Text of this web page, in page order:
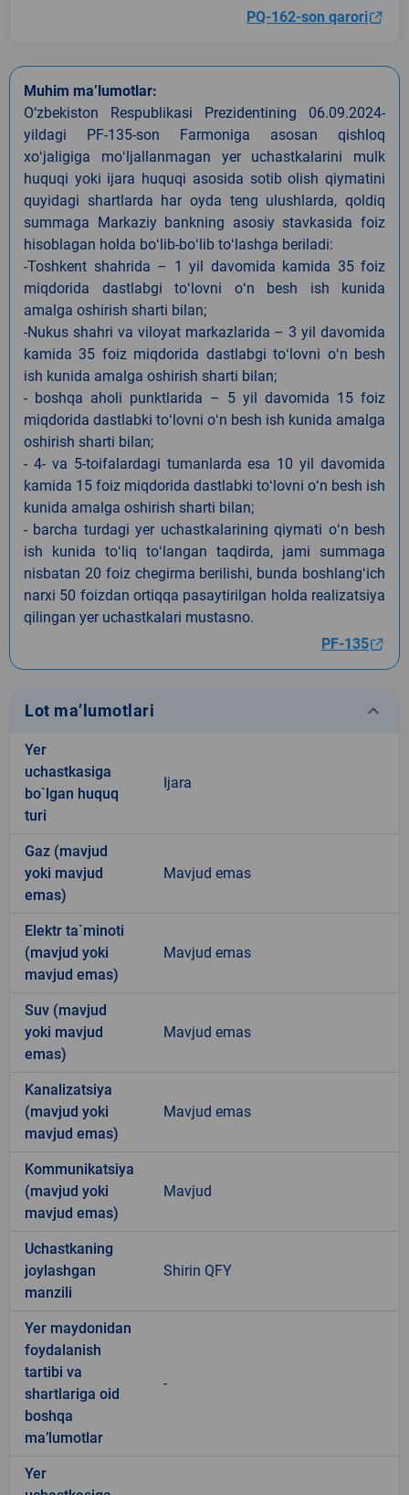
PQ-162-son qarori
Muhim ma’lumotlar:
O‘zbekiston Respublikasi Prezidentining 06.09.2024-
yildagi PF-135-son Farmoniga asosan qishloq
xoʻjaligiga moʻljallanmagan yer uchastkalarini mulk
huquqi yoki ijara huquqi asosida sotib olish qiymatini
quyidagi shartlarda har oyda teng ulushlarda, qoldiq
summaga Markaziy bankning asosiy stavkasida foiz
hisoblagan holda boʻlib-boʻlib toʻlashga beriladi:
-Toshkent shahrida – 1 yil davomida kamida 35 foiz
miqdorida dastlabgi toʻlovni oʻn besh ish kunida
amalga oshirish sharti bilan;
-Nukus shahri va viloyat markazlarida – 3 yil davomida
kamida 35 foiz miqdorida dastlabgi toʻlovni oʻn besh
ish kunida amalga oshirish sharti bilan;
- boshqa aholi punktlarida – 5 yil davomida 15 foiz
miqdorida dastlabki toʻlovni oʻn besh ish kunida amalga
oshirish sharti bilan;
- 4- va 5-toifalardagi tumanlarda esa 10 yil davomida
kamida 15 foiz miqdorida dastlabki toʻlovni oʻn besh ish
kunida amalga oshirish sharti bilan;
- barcha turdagi yer uchastkalarining qiymati oʻn besh
ish kunida toʻliq toʻlangan taqdirda, jami summaga
nisbatan 20 foiz chegirma berilishi, bunda boshlangʻich
narxi 50 foizdan ortiqqa pasaytirilgan holda realizatsiya
qilingan yer uchastkalari mustasno.
PF-135
Lot ma’lumotlari keyboard_arrow_down
Yer
uchastkasiga
bo`lgan huquq
turi
Ijara
Gaz (mavjud
yoki mavjud
emas)
Mavjud emas
Elektr ta`minoti
(mavjud yoki
mavjud emas)
Mavjud emas
Suv (mavjud
yoki mavjud
emas)
Mavjud emas
Kanalizatsiya
(mavjud yoki
mavjud emas)
Mavjud emas
Kommunikatsiya
(mavjud yoki
mavjud emas)
Mavjud
Uchastkaning
joylashgan
manzili
Shirin QFY
Yer maydonidan
foydalanish
tartibi va
shartlariga oid
boshqa
ma’lumotlar
-
Yer